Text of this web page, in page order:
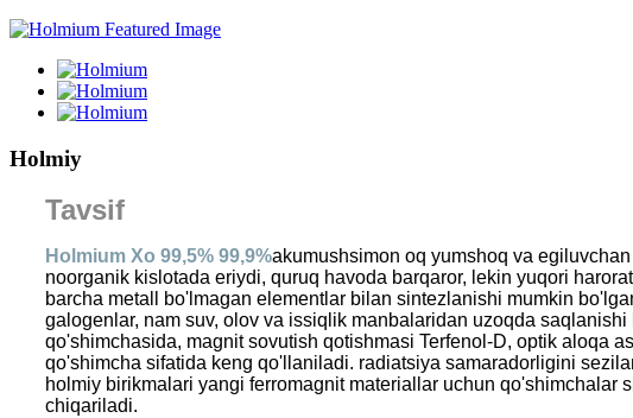
Holmiy
Tavsif
Holmium Xo 99,5% 99,9%akumushsimon oq yumshoq va
noorganik kislotada eriydi, quruq havoda barqaror, lekin yuqori
barcha metall bo'lmagan elementlar bilan sintezlanishi mumkin
galogenlar, nam suv, olov va issiqlik manbalaridan uzoqda
qo'shimchasida, magnit sovutish qotishmasi Terfenol-D, optik aloqa
qo'shimcha sifatida keng qo'llaniladi. radiatsiya samaradorligini
holmiy birikmalari yangi ferromagnit materiallar uchun
chiqariladi.